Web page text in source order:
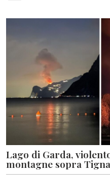
Lago di Garda,
montagne sopra